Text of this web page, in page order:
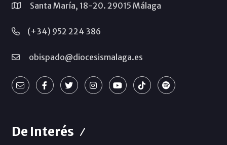
Santa María, 18-20. 29015 Málaga
(+34) 952 224 386
obispado@diocesismalaga.es
De Interés